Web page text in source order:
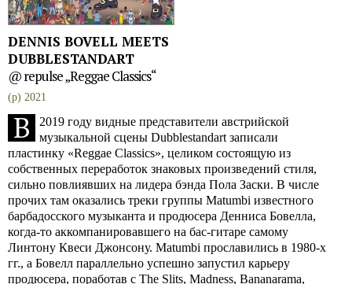
DENNIS BOVELL MEETS
DUBBLESTANDART
@ repulse „Reggae Classics“
(p) 2021
В
2019 году видные представители австрийской
музыкальной сцены Dubblestandart записали
пластинку «Reggae Classics», целиком состоящую из
собственных переработок знаковых произведений стиля,
сильно повлиявших на лидера бэнда Пола Заски. В числе
прочих там оказались треки группы Matumbi известного
барбадосского музыканта и продюсера Денниса Бовелла,
когда-то аккомпанировавшего на бас-гитаре самому
Линтону Квеси Джонсону. Matumbi прославились в 1980-х
гг., а Бовелл параллельно успешно запустил карьеру
продюсера, поработав с The Slits, Madness, Bananarama,